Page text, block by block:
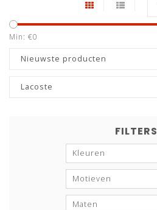
Min: €0
Nieuwste producten
Lacoste
FILTERS
Kleuren
Motieven
Maten